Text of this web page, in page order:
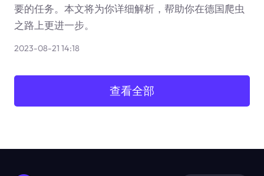
要的任务。本文将为你详细解析，帮助你在德国爬虫
之路上更进一步。
2023-08-21 14:18
查看全部